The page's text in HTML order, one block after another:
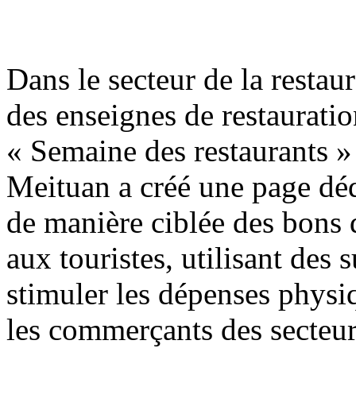
Dans le secteur de la
des enseignes de
« Semaine des restaurants
Meituan a créé une page
de manière ciblée des
aux touristes, utilisant des
stimuler les dépenses
les commerçants des